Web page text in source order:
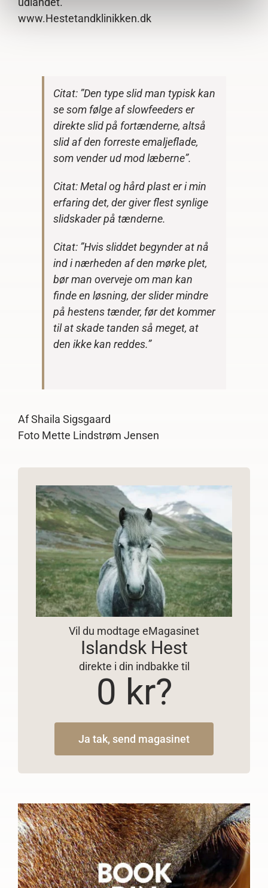
www.Hestetandklinikken.dk
Citat: ”Den type slid man typisk kan
se som følge af slowfeeders er
direkte slid på fortænderne, altså
slid af den forreste emaljeflade,
som vender ud mod læberne”.
Citat: Metal og hård plast er i min
erfaring det, der giver flest synlige
slidskader på tænderne.
Citat: ”Hvis sliddet begynder at nå
ind i nærheden af den mørke plet,
bør man overveje om man kan
finde en løsning, der slider mindre
på hestens tænder, før det kommer
til at skade tanden så meget, at
den ikke kan reddes.”
Af Shaila Sigsgaard
Foto Mette Lindstrøm Jensen
Vil du modtage eMagasinet
Islandsk Hest
direkte i din indbakke til
0 kr?
Ja tak, send magasinet